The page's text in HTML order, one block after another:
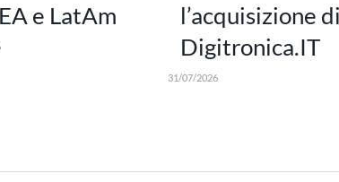
e LatAm
l’acquisizione di
Digitronica.IT
31/07/2026